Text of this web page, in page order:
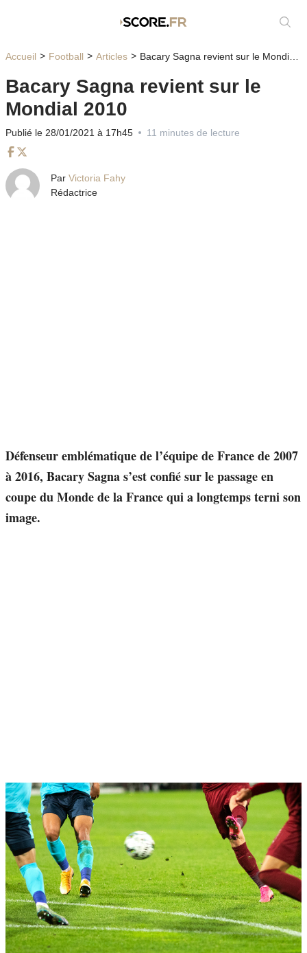
Accueil Football Articles Bacary Sagna revient sur le Mondial 2010
Bacary Sagna revient sur le
Mondial 2010
Publié le 28/01/2021 à 17h45 11 minutes de lecture
Par Victoria Fahy
Rédactrice
Défenseur emblématique de l’équipe de France de 2007
à 2016, Bacary Sagna s’est confié sur le passage en
coupe du Monde de la France qui a longtemps terni son
image.